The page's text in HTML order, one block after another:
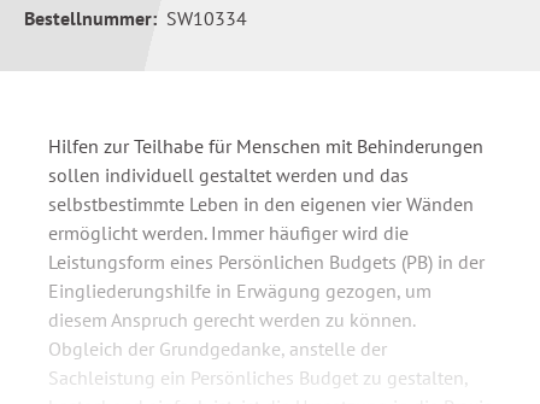
Bestellnummer: SW10334
Hilfen zur Teilhabe für Menschen mit Behinderungen
sollen individuell gestaltet werden und das
selbstbestimmte Leben in den eigenen vier Wänden
ermöglicht werden. Immer häufiger wird die
Leistungsform eines Persönlichen Budgets (PB) in der
Eingliederungshilfe in Erwägung gezogen, um
diesem Anspruch gerecht werden zu können.
Obgleich der Grundgedanke, anstelle der
Sachleistung ein Persönliches Budget zu gestalten,